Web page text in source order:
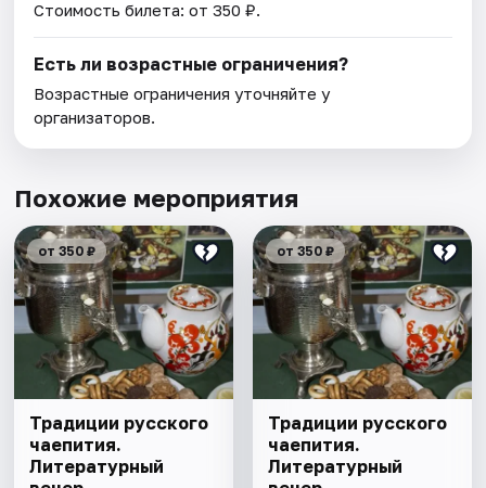
Стоимость билета: от 350 ₽.
Есть ли возрастные ограничения?
Возрастные ограничения уточняйте у
организаторов.
Похожие мероприятия
от 350 ₽
Традиции русского
чаепития.
Литературный
от 350 ₽
Традиции русского
чаепития.
Литературный